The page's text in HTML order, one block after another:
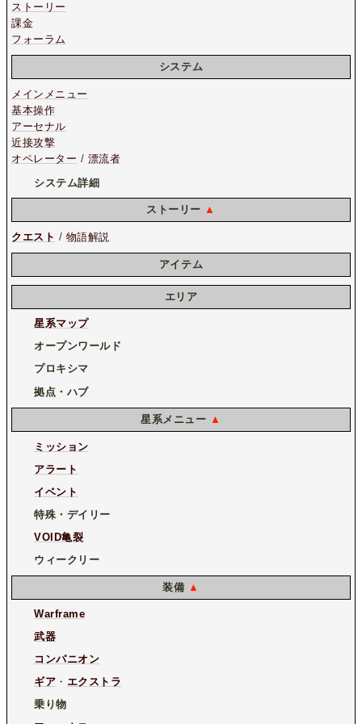
ストーリー
課金
フォーラム
システム
メインメニュー
基本操作
アーセナル
近接攻撃
オペレーター / 漂流者
システム詳細
ストーリー ▲
クエスト / 物語解説
アイテム
エリア
星系マップ
オープンワールド
プロキシマ
拠点・ハブ
星系メニュー ▲
ミッション
アラート
イベント
特殊・デイリー
VOID亀裂
ウィークリー
装備 ▲
Warframe
武器
コンパニオン
ギア ・ エクストラ
乗り物